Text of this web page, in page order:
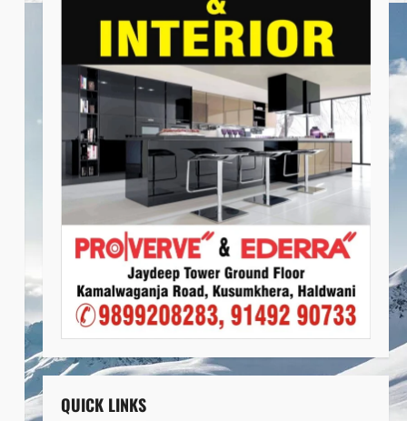
QUICK LINKS